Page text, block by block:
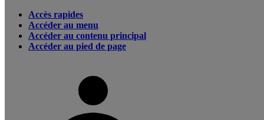
Accès rapides
Accéder au menu
Accéder au contenu principal
Accéder au pied de page